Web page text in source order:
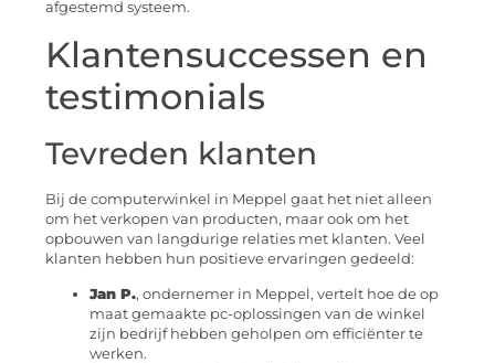
afgestemd systeem.
Klantensuccessen en
testimonials
Tevreden klanten
Bij de computerwinkel in Meppel gaat het niet alleen
om het verkopen van producten, maar ook om het
opbouwen van langdurige relaties met klanten. Veel
klanten hebben hun positieve ervaringen gedeeld:
Jan P., ondernemer in Meppel, vertelt hoe de op
maat gemaakte pc-oplossingen van de winkel
zijn bedrijf hebben geholpen om efficiënter te
werken.